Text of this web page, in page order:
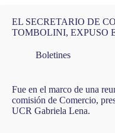
EL SECRETARIO DE
TOMBOLINI, EXPUSO
Boletines
Fue en el marco de una
comisión de Comercio,
UCR Gabriela Lena.